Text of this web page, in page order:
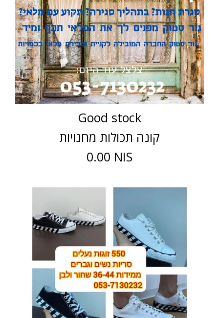
Good stock
קונה תכולות מחנויות
0.00 NIS